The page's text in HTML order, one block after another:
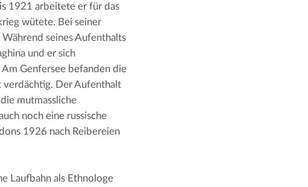
1921 arbeitete er für das
wütete. Bei seiner
seines Aufenthalts
und er sich
Genfersee befanden die
verdächtig. Der Aufenthalt
mutmassliche
noch eine russische
1926 nach Reibereien
Laufbahn als Ethnologe